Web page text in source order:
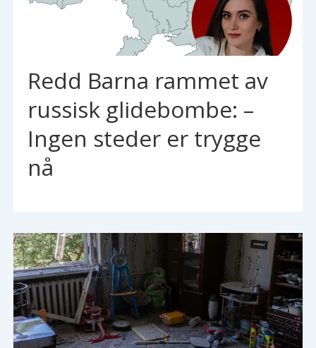
Redd Barna rammet av
russisk glidebombe: –
Ingen steder er trygge
nå